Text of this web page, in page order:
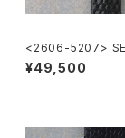
<2606-5207>
al
¥49,500